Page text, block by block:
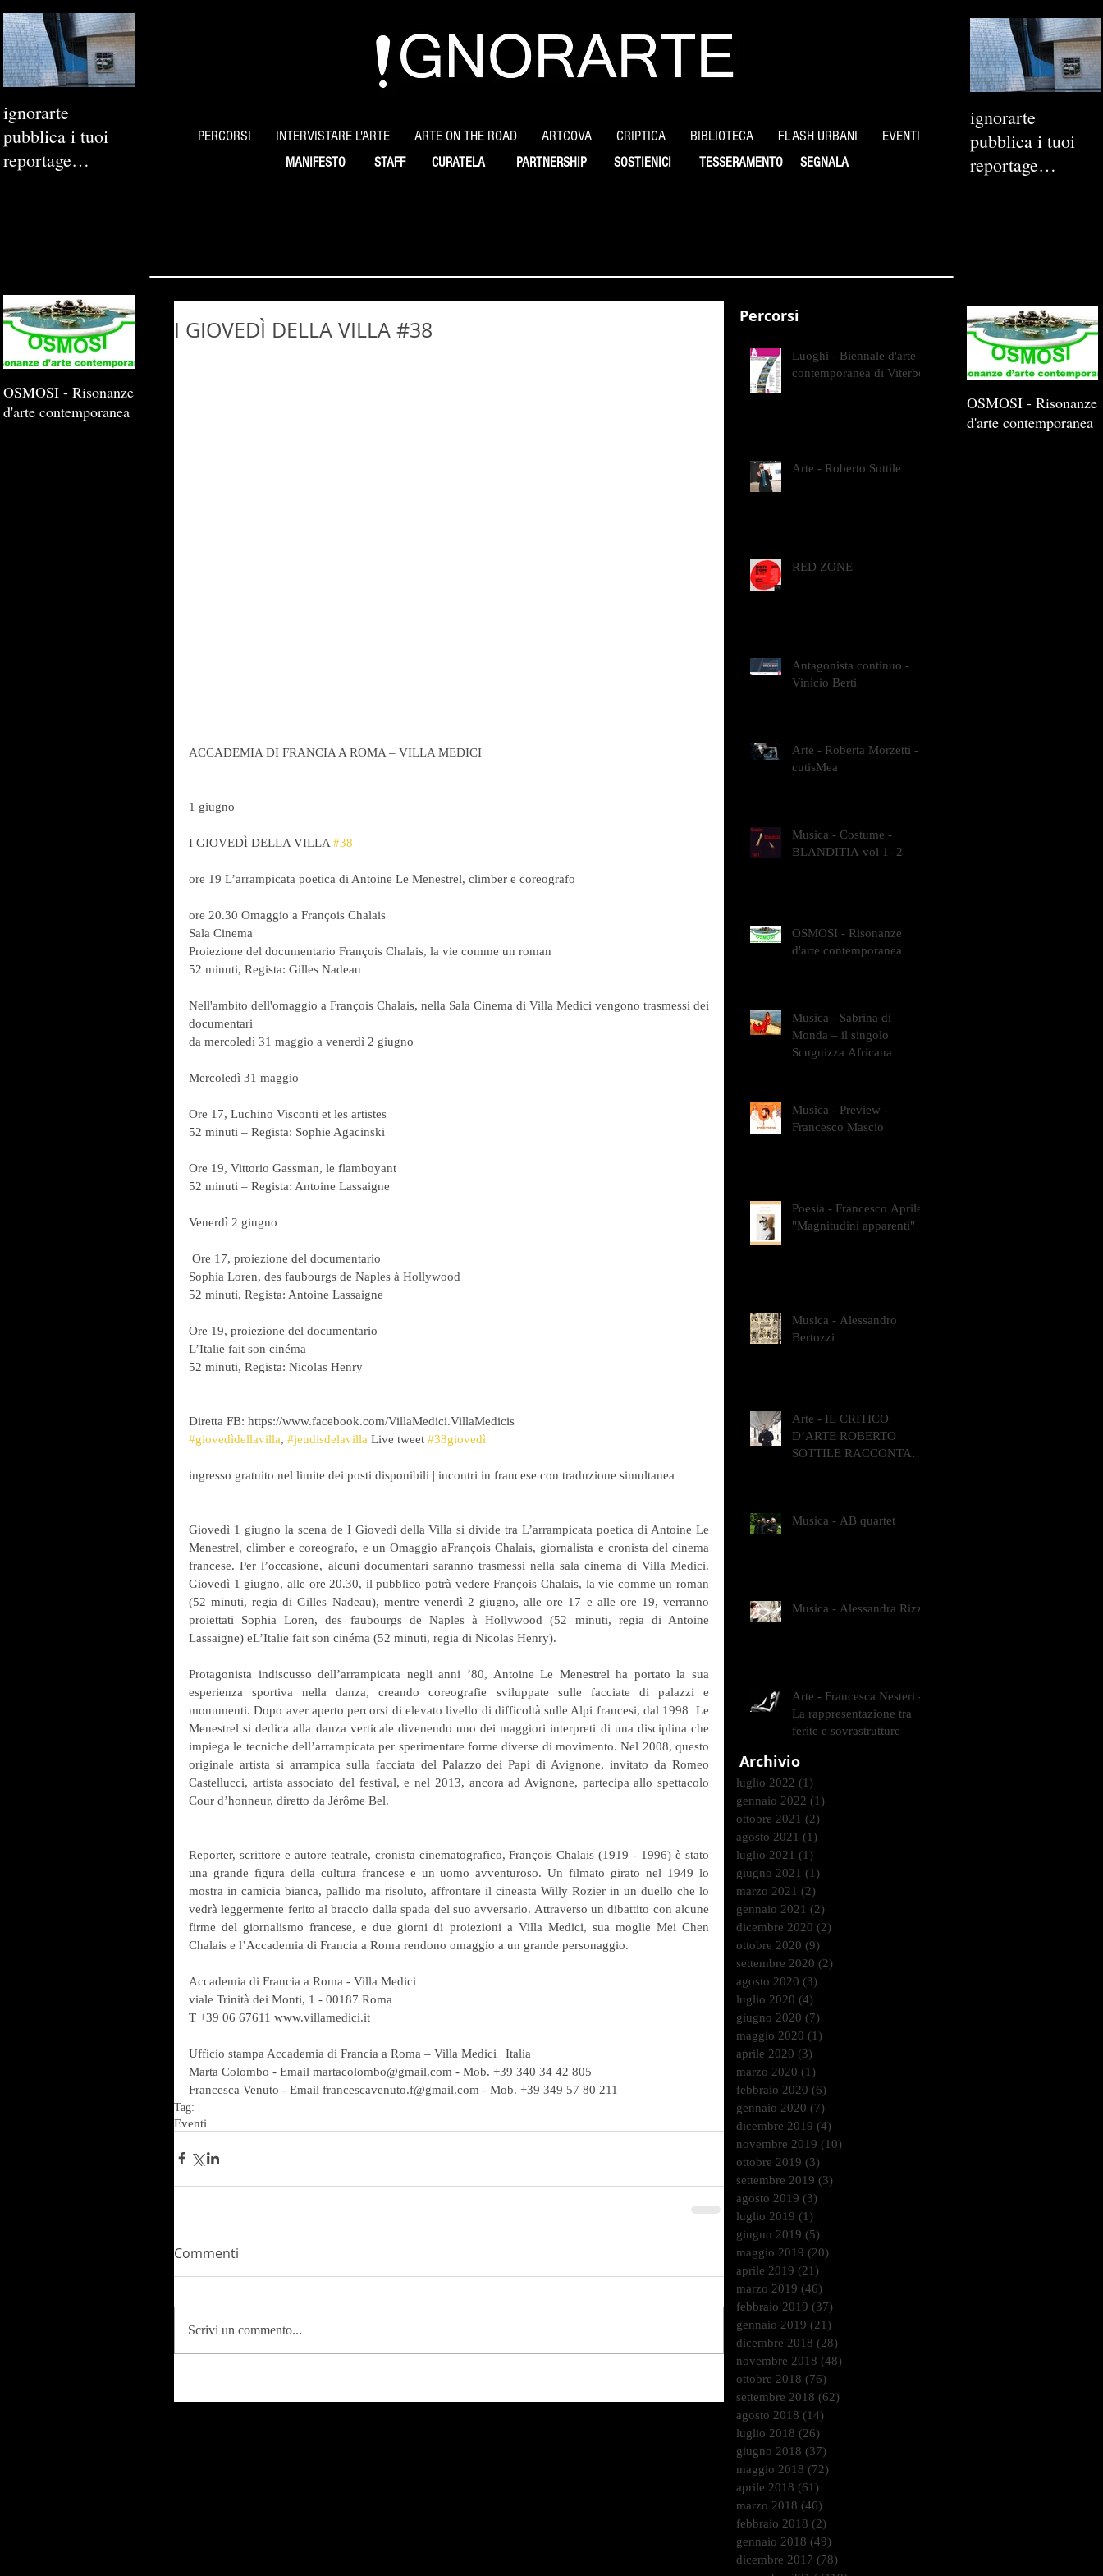
ignorarte
pubblica i tuoi
reportage
PERCORSI INTERVISTARE L'ARTE ARTE ON THE ROAD ARTCOVA CRIPTICA BIBLIOTECA FLASH URBANI EVENTI
MANIFESTO STAFF CURATELA PARTNERSHIP SOSTIENICI SEGNALA
TESSERAMENTO
ignorarte
pubblica i tuoi
reportage
I GIOVEDÌ DELLA VILLA #38
ACCADEMIA DI FRANCIA A ROMA – VILLA MEDICI
1 giugno
I GIOVEDÌ DELLA VILLA #38
ore 19 L’arrampicata poetica di Antoine Le Menestrel, climber e coreografo
ore 20.30 Omaggio a François Chalais
Sala Cinema
Proiezione del documentario François Chalais, la vie comme un roman
52 minuti, Regista: Gilles Nadeau
Nell'ambito dell'omaggio a François Chalais, nella Sala Cinema di Villa Medici vengono trasmessi dei
documentari
da mercoledì 31 maggio a venerdì 2 giugno
Mercoledì 31 maggio
Ore 17, Luchino Visconti et les artistes
52 minuti – Regista: Sophie Agacinski
Ore 19, Vittorio Gassman, le flamboyant
52 minuti – Regista: Antoine Lassaigne
Venerdì 2 giugno
Ore 17, proiezione del documentario
Sophia Loren, des faubourgs de Naples à Hollywood
52 minuti, Regista: Antoine Lassaigne
Ore 19, proiezione del documentario
L’Italie fait son cinéma
52 minuti, Regista: Nicolas Henry
Diretta FB: https://www.facebook.com/VillaMedici.VillaMedicis
#giovedìdellavilla, #jeudisdelavilla Live tweet #38giovedì
ingresso gratuito nel limite dei posti disponibili | incontri in francese con traduzione simultanea
Giovedì 1 giugno la scena de I Giovedì della Villa si divide tra L’arrampicata poetica di Antoine Le
Menestrel, climber e coreografo, e un Omaggio aFrançois Chalais, giornalista e cronista del cinema
francese. Per l’occasione, alcuni documentari saranno trasmessi nella sala cinema di Villa Medici.
Giovedì 1 giugno, alle ore 20.30, il pubblico potrà vedere François Chalais, la vie comme un roman
(52 minuti, regia di Gilles Nadeau), mentre venerdì 2 giugno, alle ore 17 e alle ore 19, verranno
proiettati Sophia Loren, des faubourgs de Naples à Hollywood (52 minuti, regia di Antoine
Lassaigne) eL’Italie fait son cinéma (52 minuti, regia di Nicolas Henry).
Protagonista indiscusso dell’arrampicata negli anni ’80, Antoine Le Menestrel ha portato la sua
esperienza sportiva nella danza, creando coreografie sviluppate sulle facciate di palazzi e
monumenti. Dopo aver aperto percorsi di elevato livello di difficoltà sulle Alpi francesi, dal 1998  Le
Menestrel si dedica alla danza verticale divenendo uno dei maggiori interpreti di una disciplina che
impiega le tecniche dell’arrampicata per sperimentare forme diverse di movimento. Nel 2008, questo
originale artista si arrampica sulla facciata del Palazzo dei Papi di Avignone, invitato da Romeo
Castellucci, artista associato del festival, e nel 2013, ancora ad Avignone, partecipa allo spettacolo
Cour d’honneur, diretto da Jérôme Bel.
Reporter, scrittore e autore teatrale, cronista cinematografico, François Chalais (1919 - 1996) è stato
una grande figura della cultura francese e un uomo avventuroso. Un filmato girato nel 1949 lo
mostra in camicia bianca, pallido ma risoluto, affrontare il cineasta Willy Rozier in un duello che lo
vedrà leggermente ferito al braccio dalla spada del suo avversario. Attraverso un dibattito con alcune
firme del giornalismo francese, e due giorni di proiezioni a Villa Medici, sua moglie Mei Chen
Chalais e l’Accademia di Francia a Roma rendono omaggio a un grande personaggio.
Accademia di Francia a Roma - Villa Medici
viale Trinità dei Monti, 1 - 00187 Roma
T +39 06 67611 www.villamedici.it
Ufficio stampa Accademia di Francia a Roma – Villa Medici | Italia
Marta Colombo - Email martacolombo@gmail.com - Mob. +39 340 34 42 805
Francesca Venuto - Email francescavenuto.f@gmail.com - Mob. +39 349 57 80 211
Tag:
Eventi
Commenti
Scrivi un commento...
Percorsi
Luoghi - Biennale d'arte
contemporanea di Viterbo
Arte - Roberto Sottile
RED ZONE
Antagonista continuo -
Vinicio Berti
Arte - Roberta Morzetti -
cutisMea
Musica - Costume -
BLANDITIA vol 1- 2
OSMOSI - Risonanze
d'arte contemporanea
Musica - Sabrina di
Monda – il singolo
Scugnizza Africana
Musica - Preview -
Francesco Mascio
Poesia - Francesco Aprile -
"Magnitudini apparenti"
Musica - Alessandro
Bertozzi
Arte - IL CRITICO
D’ARTE ROBERTO
SOTTILE RACCONTA
Musica - AB quartet
Musica - Alessandra Rizzo
Arte - Francesca Nesteri -
La rappresentazione tra
ferite e sovrastrutture
Archivio
luglio 2022 (1)
gennaio 2022 (1)
ottobre 2021 (2)
agosto 2021 (1)
luglio 2021 (1)
giugno 2021 (1)
marzo 2021 (2)
gennaio 2021 (2)
dicembre 2020 (2)
ottobre 2020 (9)
settembre 2020 (2)
agosto 2020 (3)
luglio 2020 (4)
giugno 2020 (7)
maggio 2020 (1)
aprile 2020 (3)
marzo 2020 (1)
febbraio 2020 (6)
gennaio 2020 (7)
dicembre 2019 (4)
novembre 2019 (10)
ottobre 2019 (3)
settembre 2019 (3)
agosto 2019 (3)
luglio 2019 (1)
giugno 2019 (5)
maggio 2019 (20)
aprile 2019 (21)
marzo 2019 (46)
febbraio 2019 (37)
gennaio 2019 (21)
dicembre 2018 (28)
novembre 2018 (48)
ottobre 2018 (76)
settembre 2018 (62)
agosto 2018 (14)
luglio 2018 (26)
giugno 2018 (37)
maggio 2018 (72)
aprile 2018 (61)
marzo 2018 (46)
febbraio 2018 (2)
gennaio 2018 (49)
dicembre 2017 (78)
OSMOSI - Risonanze
d'arte contemporanea
OSMOSI - Risonanze
d'arte contemporanea